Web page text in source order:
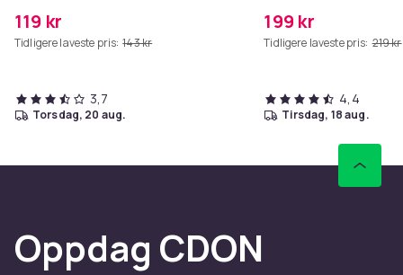
119 kr
Tidligere laveste pris: 143 kr
3,7
torsdag, 20 aug.
199 kr
Tidligere laveste pris: 219 kr
4,4
tirsdag, 18 aug.
Oppdag CDON